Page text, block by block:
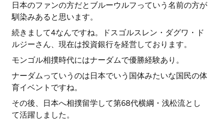
日本のファンの方だとブルーウルフっていう名前の方が
馴染みあると思います。
続きまして4なんですね。ドスゴルスレン・ダグワ・ド
ルジーさん、現在は投資銀行を経営しております。
モンゴル相撲時代にはナーダムで優勝経験あり。
ナーダムっていうのは日本でいう国体みたいな国民の体
育イベントですね。
その後、日本へ相撲留学して第68代横綱・浅松流とし
て活躍しました。